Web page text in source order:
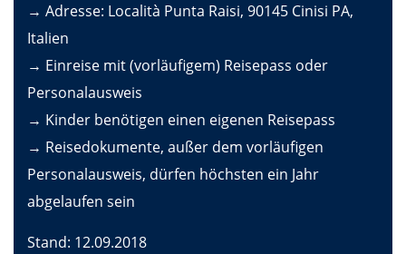
→ Adresse: Località Punta Raisi, 90145 Cinisi PA,
Italien
→ Einreise mit (vorläufigem) Reisepass oder
Personalausweis
→ Kinder benötigen einen eigenen Reisepass
→ Reisedokumente, außer dem vorläufigen
Personalausweis, dürfen höchsten ein Jahr
abgelaufen sein
Stand: 12.09.2018